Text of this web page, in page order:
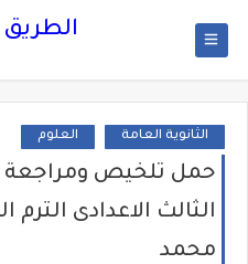
الثانوية العامة العلوم
حمل تلخيص ومراجعة
الثالث الاعدادى الترم
محمد